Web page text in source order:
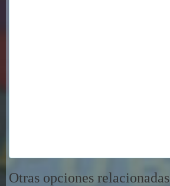
Otras opciones relacionadas